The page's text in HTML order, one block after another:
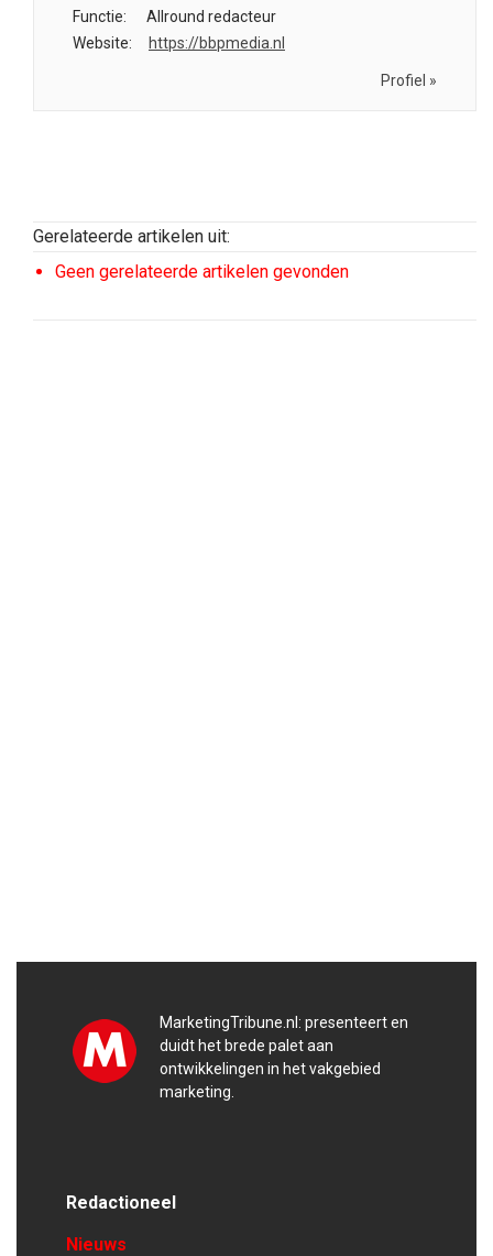
Functie:
Allround redacteur
Website:
https://bbpmedia.nl
Profiel »
Gerelateerde artikelen uit:
Geen gerelateerde artikelen gevonden
MarketingTribune.nl: presenteert en
duidt het brede palet aan
ontwikkelingen in het vakgebied
marketing.
Redactioneel
Nieuws